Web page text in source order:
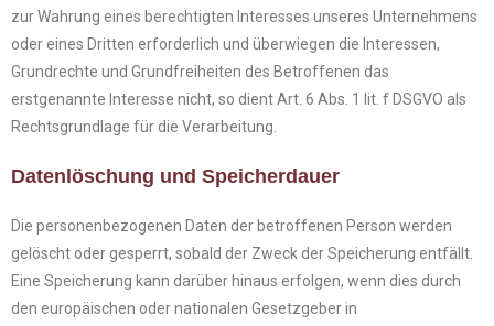
zur Wahrung eines berechtigten Interesses unseres Unternehmens
oder eines Dritten erforderlich und überwiegen die Interessen,
Grundrechte und Grundfreiheiten des Betroffenen das
erstgenannte Interesse nicht, so dient Art. 6 Abs. 1 lit. f DSGVO als
Rechtsgrundlage für die Verarbeitung.
Datenlöschung und Speicherdauer
Die personenbezogenen Daten der betroffenen Person werden
gelöscht oder gesperrt, sobald der Zweck der Speicherung entfällt.
Eine Speicherung kann darüber hinaus erfolgen, wenn dies durch
den europäischen oder nationalen Gesetzgeber in